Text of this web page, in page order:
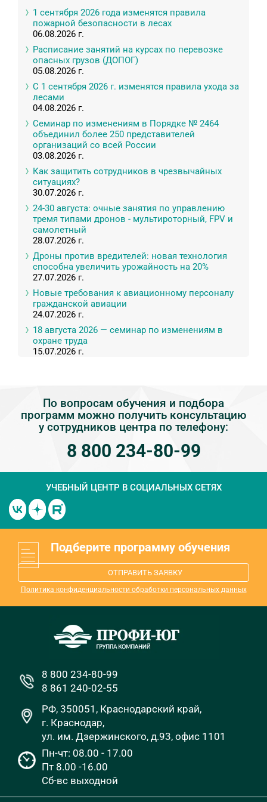
1 сентября 2026 года изменятся правила
пожарной безопасности в лесах
06.08.2026 г.
Расписание занятий на курсах по перевозке
опасных грузов (ДОПОГ)
05.08.2026 г.
С 1 сентября 2026 г. изменятся правила ухода за
лесами
04.08.2026 г.
Семинар по изменениям в Порядке № 2464
объединил более 250 представителей
организаций со всей России
03.08.2026 г.
Как защитить сотрудников в чрезвычайных
ситуациях?
30.07.2026 г.
24-30 августа: очные занятия по управлению
тремя типами дронов - мультироторный, FPV и
самолетный
28.07.2026 г.
Дроны против вредителей: новая технология
способна увеличить урожайность на 20%
27.07.2026 г.
Новые требования к авиационному персоналу
гражданской авиации
24.07.2026 г.
18 августа 2026 — семинар по изменениям в
охране труда
15.07.2026 г.
По вопросам обучения и подбора
программ можно получить консультацию
у сотрудников центра по телефону:
8 800 234-80-99
УЧЕБНЫЙ ЦЕНТР В СОЦИАЛЬНЫХ СЕТЯХ
Подберите программу обучения
ОТПРАВИТЬ ЗАЯВКУ
Политика конфиденциальности обработки персональных данных
8 800 234-80-99
8 861 240-02-55
РФ, 350051, Краснодарский край,
г. Краснодар,
ул. им. Дзержинского, д.93, офис 1101
Пн-чт: 08.00 - 17.00
Пт 8.00 -16.00
Сб-вс выходной